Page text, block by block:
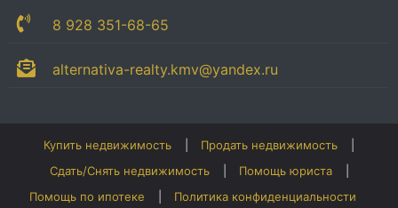
8 928 351-68-65
alternativa-realty.kmv@yandex.ru
Купить недвижимость
Продать недвижимость
Сдать/Снять недвижимость
Помощь юриста
Помощь по ипотеке
Политика конфиденциальности